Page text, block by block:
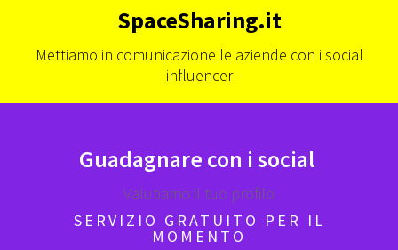
Salta
al
contenuto
SpaceSharing.it
Mettiamo in comunicazione le aziende con i social
influencer
Guadagnare con i social
Valutiamo il tuo profilo
SERVIZIO GRATUITO PER IL
MOMENTO